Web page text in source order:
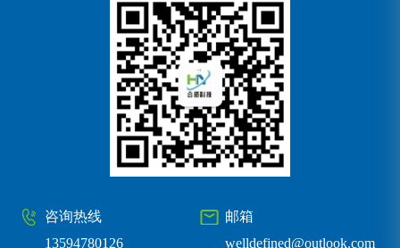
邮箱
welldefined@outlook.com
咨询热线
13594780126